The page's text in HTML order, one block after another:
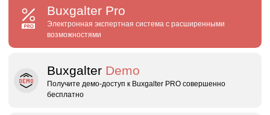
Buxgalter Pro
Электронная экспертная система с расширенными
возможностями
Buxgalter Demo
Получите демо‑доступ к Buxgalter PRO совершенно
бесплатно